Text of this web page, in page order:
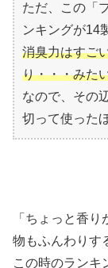
ただ、この「
ンキングが14
消臭力はすご
り・・・みた
なので、その
切って使った
「ちょっと香
物もふんわりす
この時のランキ